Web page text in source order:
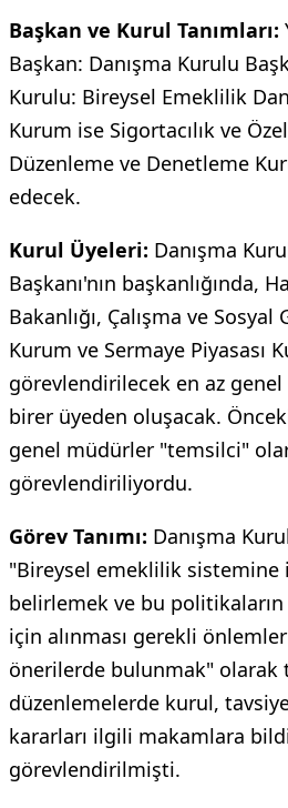
Başkan ve Kurul Tanımları:
Başkan: Danışma Kurulu
Kurulu: Bireysel Emeklilik
Kurum ise Sigortacılık ve
Düzenleme ve Denetleme
edecek.
Kurul Üyeleri: Danışma
Başkanı'nın başkanlığında,
Bakanlığı, Çalışma ve Sosyal
Kurum ve Sermaye Piyasası
görevlendirilecek en az
birer üyeden oluşacak.
genel müdürler "temsilci"
görevlendiriliyordu.
Görev Tanımı: Danışma
"Bireysel emeklilik sistemine
belirlemek ve bu
için alınması gerekli
önerilerde bulunmak" olarak
düzenlemelerde kurul,
kararları ilgili makamlara
görevlendirilmişti.